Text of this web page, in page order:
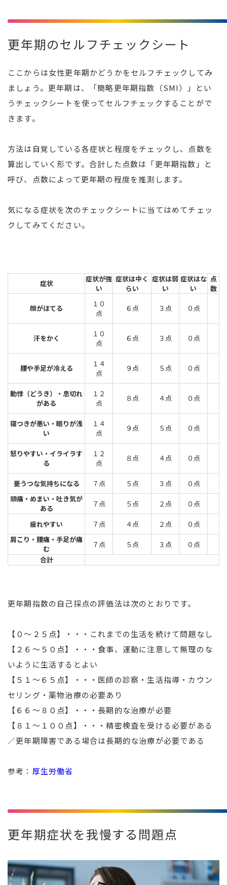
更年期のセルフチェックシート
ここからは女性更年期かどうかをセルフチェックしてみ
ましょう。更年期は、「簡略更年期指数（SMI）」とい
うチェックシートを使ってセルフチェックすることがで
きます。
方法は自覚している各症状と程度をチェックし、点数を
算出していく形です。合計した点数は「更年期指数」と
呼び、点数によって更年期の程度を推測します。
気になる症状を次のチェックシートに当てはめてチェッ
クしてみてください。
症状
症状が強
い
症状は中く
らい
症状は弱
い
症状はな
い
点
数
顔がほてる
１０
点
６点 ３点 ０点
汗をかく
１０
点
６点 ３点 ０点
腰や手足が冷える
１４
点
９点 ５点 ０点
動悸（どうき）・息切れ
がある
１２
点
８点 ４点 ０点
寝つきが悪い・眠りが浅
い
１４
点
９点 ５点 ０点
怒りやすい・イライラす
る
１２
点
８点 ４点 ０点
憂うつな気持ちになる ７点 ５点 ３点
０点
頭痛・めまい・吐き気が
ある
７点 ５点 ２点 ０点
疲れやすい ７点 ４点 ２点
０点
肩こり・腰痛・手足が痛
む
７点 ５点 ３点
０点
合計
更年期指数の自己採点の評価法は次のとおりです。
【０～２５点】・・・これまでの生活を続けて問題なし
【２６～５０点】・・・食事、運動に注意して無理のな
いように生活するとよい
【５１～６５点】・・・医師の診察・生活指導・カウン
セリング・薬物治療の必要あり
【６６～８０点】・・・長期的な治療が必要
【８１～１００点】・・・精密検査を受ける必要がある
／更年期障害である場合は長期的な治療が必要である
参考： 厚生労働省
更年期症状を我慢する問題点